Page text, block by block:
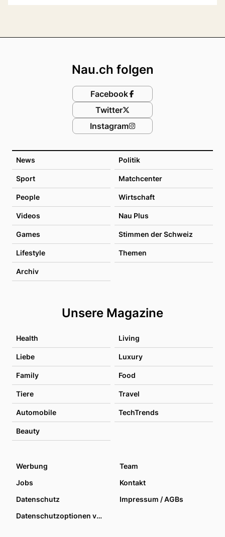
News Politik
Sport Matchcenter
People Wirtschaft
Videos Nau Plus
Games Stimmen der Schweiz
Lifestyle Themen
Archiv
Unsere Magazine
Health Living
Liebe Luxury
Family Food
Tiere Travel
Automobile TechTrends
Beauty
Nau.ch folgen
Facebook
Twitter
Instagram
Werbung
Team
Jobs
Kontakt
Datenschutz
Impressum / AGBs
Datenschutzoptionen verwalten